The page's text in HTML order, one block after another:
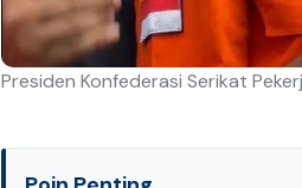
Presiden Konfederasi Serikat